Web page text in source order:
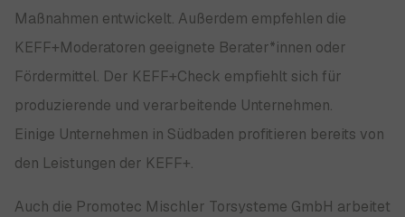
Maßnahmen entwickelt. Außerdem empfehlen die
KEFF+Moderatoren geeignete Berater*innen oder
Fördermittel. Der KEFF+Check empfiehlt sich für
produzierende und verarbeitende Unternehmen.
Einige Unternehmen in Südbaden profitieren bereits von
den Leistungen der KEFF+.
Auch die Promotec Mischler Torsysteme GmbH arbeitet